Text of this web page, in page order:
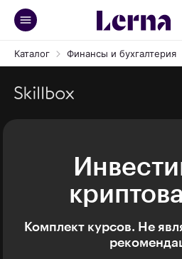
Каталог Финансы и бухгалтерия
Комплект курсов. Не